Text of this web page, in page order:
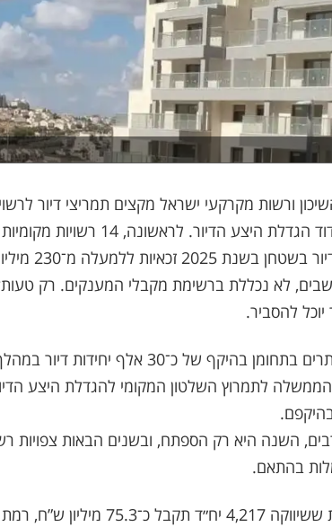
ורשות מקרקעי ישראל מקצים תמריצי דיור
למעלה מ־230 מיליון ש”ח לעידוד הגדלת היצע
משמעותית את
ל-600 אלף תושבים, לא נכללת ברשימת מקבלי המענקים. רק
להסביר.
הממשלה לתמרוץ השלטון המקומי להגדלת היצע
השנה היא רק הספתח, ובשנים הבאות צפויות
בהתאם.